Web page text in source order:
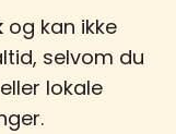
og kan ikke
selvom du
lokale